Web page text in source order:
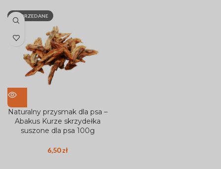
WYPRZEDANE
Naturalny przysmak dla psa –
Abakus Kurze skrzydełka
suszone dla psa 100g
6,50zł